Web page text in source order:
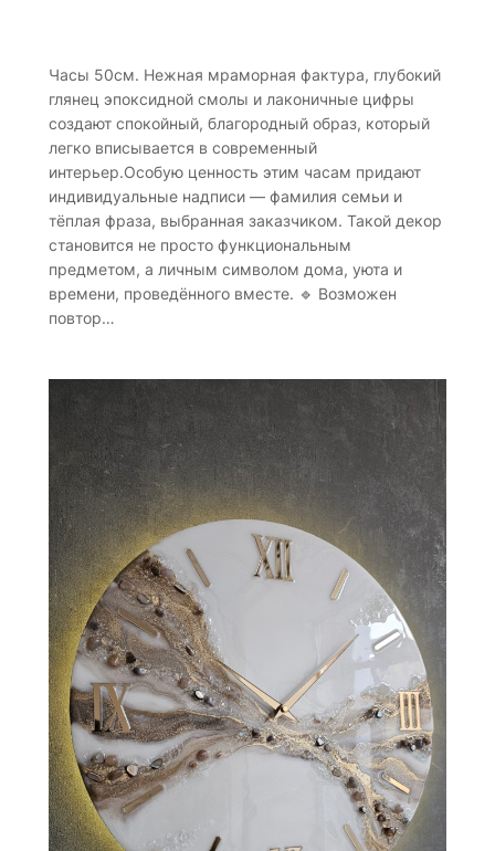
Часы 50см. Нежная мраморная фактура, глубокий
глянец эпоксидной смолы и лаконичные цифры
создают спокойный, благородный образ, который
легко вписывается в современный
интерьер.Особую ценность этим часам придают
индивидуальные надписи — фамилия семьи и
тёплая фраза, выбранная заказчиком. Такой декор
становится не просто функциональным
предметом, а личным символом дома, уюта и
времени, проведённого вместе. 🔹 Возможен
повтор…